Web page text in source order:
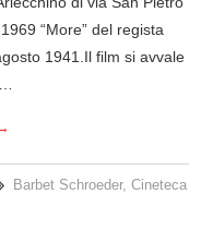
“More” del regista
1941.Il film si avvale
Barbet Schroeder, Cineteca